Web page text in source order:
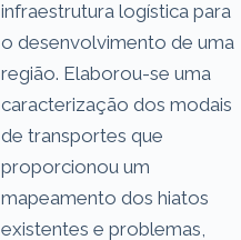
infraestrutura logística para
o desenvolvimento de uma
região. Elaborou-se uma
caracterização dos modais
de transportes que
proporcionou um
mapeamento dos hiatos
existentes e problemas,